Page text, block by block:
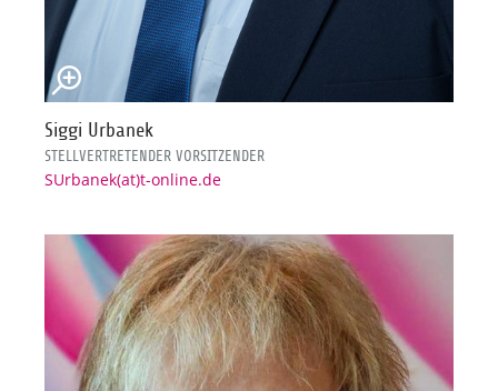
Siggi Urbanek
STELLVERTRETENDER VORSITZENDER
SUrbanek(at)t-online.de